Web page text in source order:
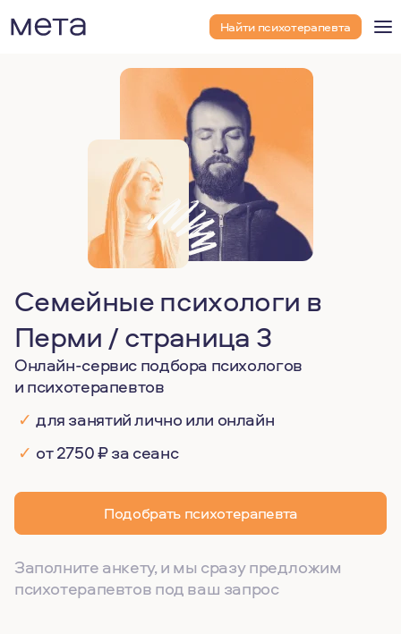
Найти психотерапевта
Семейные психологи в
Перми / страница 3
Онлайн-сервис подбора психологов
и психотерапевтов
✓ для занятий лично или онлайн
✓ от 2750 ₽ за сеанс
Подобрать психотерапевта
Заполните анкету, и мы сразу предложим
психотерапевтов под ваш запрос